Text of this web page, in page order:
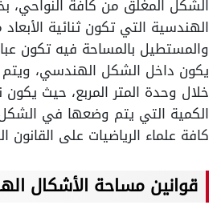
الشكل المغلق من كافة النواحي،
الهندسية التي تكون ثنائية الأبعاد
والمستطيل بالمساحة فيه تكون
يكون داخل الشكل الهندسي،
خلال وحدة المتر المربع، حيث يكون
الكمية التي يتم وضعها في
كافة علماء الرياضيات على القانون
قوانين مساحة الأشكال